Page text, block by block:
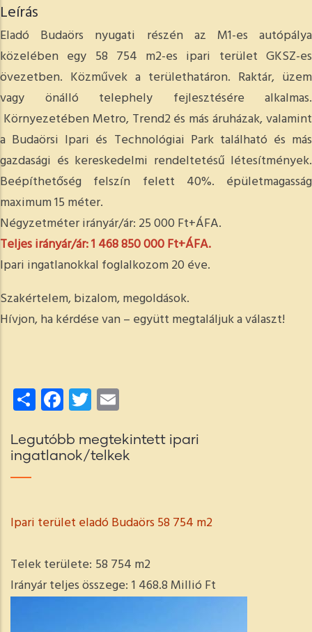
Leírás
Eladó Budaörs nyugati részén az M1-es autópálya
közelében egy 58 754 m2-es ipari terület GKSZ-es
övezetben. Közművek a területhatáron. Raktár, üzem
vagy önálló telephely fejlesztésére alkalmas.
Környezetében Metro, Trend2 és más áruházak, valamint
a Budaörsi Ipari és Technológiai Park található és más
gazdasági és kereskedelmi rendeltetésű létesítmények.
Beépíthetőség felszín felett 40%. épületmagasság
maximum 15 méter.
Négyzetméter irányár/ár: 25 000 Ft+ÁFA.
Teljes irányár/ár: 1 468 850 000 Ft+ÁFA.
Ipari ingatlanokkal foglalkozom 20 éve.
Szakértelem, bizalom, megoldások.
Hívjon, ha kérdése van – együtt megtaláljuk a választ!
ShareFacebook
Twitter
Legutóbb megtekintett ipari
ingatlanok/telkek
Ipari terület eladó Budaörs 58 754 m2
Telek területe: 58 754 m2
Irányár teljes összege: 1 468.8 Millió Ft